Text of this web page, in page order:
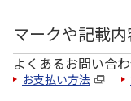
マークや記載
よくあるお問い合
お支払い方法